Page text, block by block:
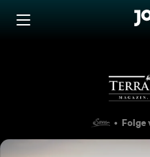
Zum Inhalt springen
Folge